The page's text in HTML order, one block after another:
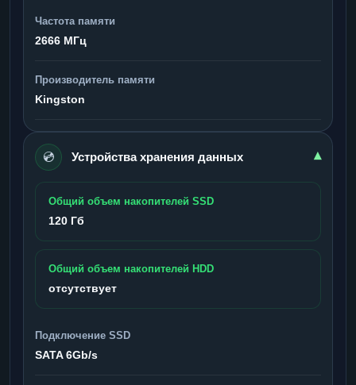
Частота памяти
2666 МГц
Производитель памяти
Kingston
💿 Устройства хранения данных ▾
Общий объем накопителей SSD
120 Гб
Общий объем накопителей HDD
отсутствует
Подключение SSD
SATA 6Gb/s